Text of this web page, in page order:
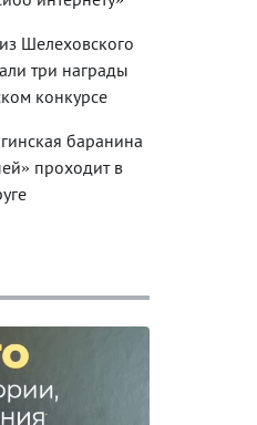
Шелеховского
три награды
конкурсе
баранина
проходит в